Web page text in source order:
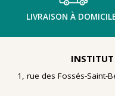
LIVRAISON À
INSTITUT
1, rue des Fossés-Saint-